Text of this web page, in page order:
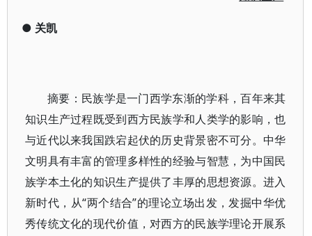
● 关凯
摘要：民族学是一门西学东渐的学科，百年来其
知识生产过程既受到西方民族学和人类学的影响，也
与近代以来我国跌宕起伏的历史背景密不可分。中华
文明具有丰富的管理多样性的经验与智慧，为中国民
族学本土化的知识生产提供了丰厚的思想资源。进入
新时代，从“两个结合”的理论立场出发，发掘中华优
秀传统文化的现代价值，对西方的民族学理论开展系